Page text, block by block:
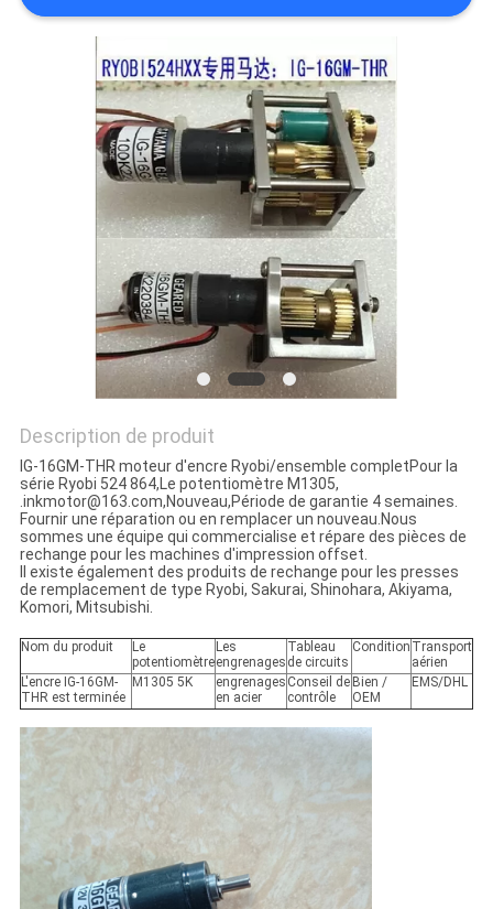
Description de produit
IG-16GM-THR moteur d'encre Ryobi/ensemble completPour la
série Ryobi 524 864,Le potentiomètre M1305,
.inkmotor@163.com,Nouveau,Période de garantie 4 semaines.
Fournir une réparation ou en remplacer un nouveau.Nous
sommes une équipe qui commercialise et répare des pièces de
rechange pour les machines d'impression offset.
Il existe également des produits de rechange pour les presses
de remplacement de type Ryobi, Sakurai, Shinohara, Akiyama,
Komori, Mitsubishi.
Nom du produit
Le
potentiomètre
Les
engrenages
Tableau
de circuits
Condition Transport
aérien
L'encre IG-16GM-
THR est terminée
M1305 5K
engrenages
en acier
Conseil de
contrôle
Bien /
OEM
EMS/DHL